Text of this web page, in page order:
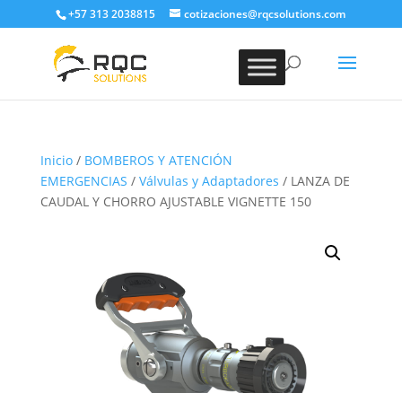
+57 313 2038815 cotizaciones@rqcsolutions.com
Inicio/ BOMBEROS Y ATENCIÓN
EMERGENCIAS / Válvulas y Adaptadores / LANZA DE
CAUDAL Y CHORRO AJUSTABLE VIGNETTE 150